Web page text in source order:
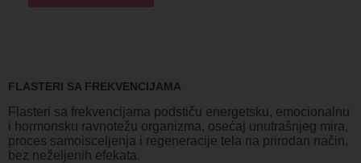
FLASTERI SA FREKVENCIJAMA
Flasteri sa frekvencijama podstiču energetsku, emocionalnu
i hormonsku ravnotežu organizma, osećaj unutrašnjeg mira,
proces samoisceljenja i regeneracije tela na prirodan način,
bez neželjenih efekata.